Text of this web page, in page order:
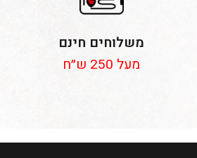
משלוחים חינם
מעל 250 ש״ח